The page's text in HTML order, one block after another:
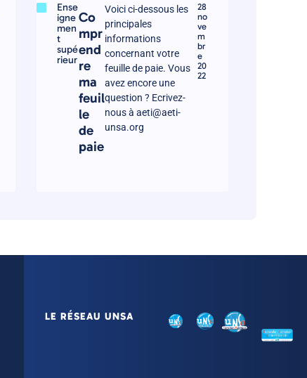
Ense
igne
men
t
supé
rieur
Co
mpr
end
re
ma
feuil
le
de
paie
Voici ci-dessous les
principales
informations
concernant votre
feuille de paie. Vous
avez encore une
question ? Ecrivez-
nous à aeti@aeti-
unsa.org
28
no
ve
m
br
e
20
22
LE RÉSEAU UNSA